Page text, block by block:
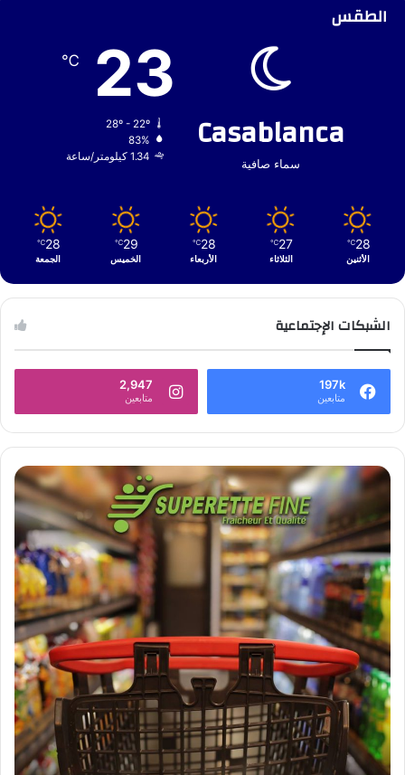
الطقس
Casablanca
سماء صافية
23
℃
28º - 22º
83%
1.34 كيلومتر/ساعة
28
℃
الأثنين
27
℃
الثلاثاء
28
℃
الأربعاء
29
℃
الخميس
28
℃
الجمعة
الشبكات الإجتماعية
197k
متابعين
2,947
متابعين